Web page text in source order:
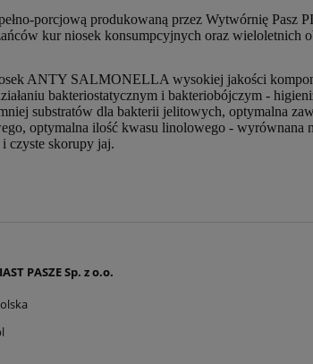
porcjową produkowaną przez Wytwórnię Pasz
kur niosek konsumpcyjnych oraz wieloletnich
ANTY SALMONELLA wysokiej jakości
bakteriostatycznym i bakteriobójczym -
substratów dla bakterii jelitowych, optymalna
optymalna ilość kwasu linolowego - wyrównana
czyste skorupy jaj.
PASZE Sp. z o.o.